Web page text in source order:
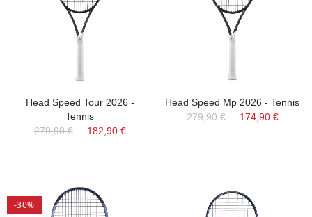
Head Speed Tour 2026 -
Tennis
279,90 €
182,90 €
Head Speed Mp 2026 - Tennis
279,90 €
174,90 €
-30%